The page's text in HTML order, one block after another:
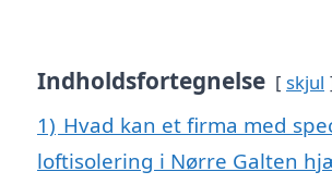
Indholdsfortegnelse skjul
1) Hvad kan et firma med
loftisolering i Nørre Galten